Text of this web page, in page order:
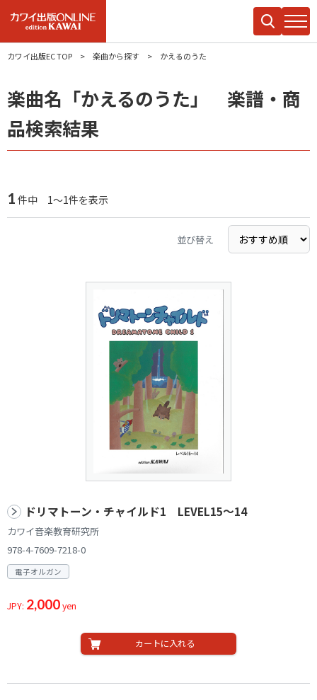
カワイ出版EC TOP 楽曲から探す かえるのうた
楽曲名「かえるのうた」 楽譜・商
品検索結果
1 件中 1～1件を表示
並び替え
ドリマトーン・チャイルド1 LEVEL15～14
カワイ音楽教育研究所
978-4-7609-7218-0
電子オルガン
JPY: 2,000yen
カートに入れる